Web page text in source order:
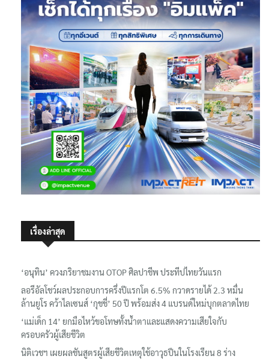
เรื่องล่าสุด
‘อนุทิน’ ควงภริยาชมงาน OTOP ศิลปาชีพ ประทีปไทยวันแรก
ลอรีอัลโชว์ผลประกอบการครึ่งปีแรกโต 6.5% กวาดรายได้ 2.3 หมื่น
ล้านยูโร คว้าไลเซนส์ ‘กุชชี่’ 50 ปี พร้อมส่ง 4 แบรนด์ใหม่บุกตลาดไทย
‘แม่เด็ก 14’ ยกมือไหว้ขอโทษทั้งน้ำตาและแสดงความเสียใจกับ
ครอบครัวผู้เสียชีวิต
นิติเวชฯ เผยผลชันสูตรผู้เสียชีวิตเหตุใช้อาวุธปืนในโรงเรียน 8 ร่าง